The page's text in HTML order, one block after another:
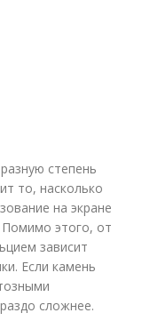
степень
то, насколько
на экране
Помимо этого, от
зависит
Если камень
сложнее.